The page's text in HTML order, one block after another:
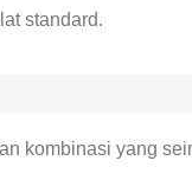
standard.
kombinasi yang